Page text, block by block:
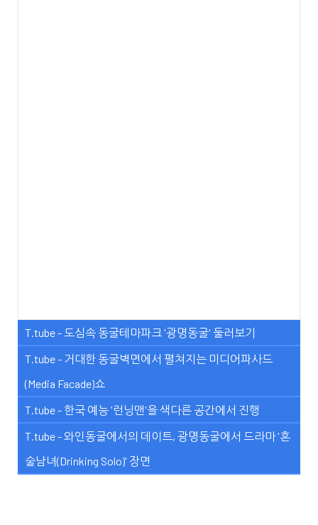
T.tube - 도심속 동굴테마파크 '광명동굴' 둘러보기
T.tube - 거대한 동굴벽면에서 펼쳐지는 미디어파사드
(Media Facade)쇼
T.tube - 한국 예능 '런닝맨'을 색다른 공간에서 진행
T.tube - 와인동굴에서의 데이트, 광명동굴에서 드라마 '혼
술남녀(Drinking Solo)' 장면